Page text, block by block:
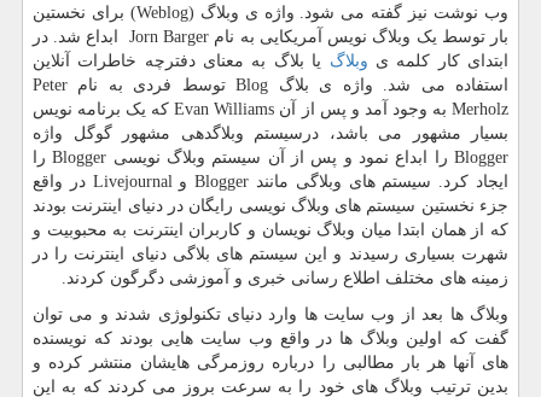
وب نوشت نیز گفته می شود. واژه ی وبلاگ (Weblog) برای نخستین
بار توسط یک وبلاگ نویس آمریکایی به نام Jorn Barger ابداع شد. در
ابتدای کار کلمه ی وبلاگ یا بلاگ به معنای دفترچه خاطرات آنلاین
استفاده می شد. واژه ی بلاگ Blogتوسط فردی به نام Peter
Merholzبه وجود آمد و پس از آن Evan Williamsکه یک برنامه نویس
بسیار مشهور می باشد، درسیستم وبلاگدهی مشهور گوگل واژه
Bloggerرا ابداع نمود و پس از آن سیستم وبلاگ نویسی Bloggerرا
ایجاد کرد. سیستم های وبلاگی مانند Bloggerو Livejournal در واقع
جزء نخستین سیستم های وبلاگ نویسی رایگان در دنیای اینترنت بودند
که از همان ابتدا میان وبلاگ نویسان و کاربران اینترنت به محبوبیت و
شهرت بسیاری رسیدند و این سیستم های بلاگی دنیای اینترنت را در
زمینه های مختلف اطلاع رسانی خبری و آموزشی دگرگون کردند.
وبلاگ ها بعد از وب سایت ها وارد دنیای تکنولوژی شدند و می توان
گفت که اولین وبلاگ ها در واقع وب سایت هایی بودند که نویسنده
های آنها هر بار مطالبی را درباره روزمرگی هایشان منتشر کرده و
بدین ترتیب وبلاگ های خود را به سرعت بروز می کردند که به این